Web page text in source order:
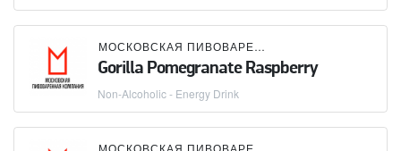
МОСКОВСКАЯ ПИВОВАРЕННАЯ КОМПАНИЯ (МПК)
Gorilla Pomegranate Raspberry
Non-Alcoholic - Energy Drink
МОСКОВСКАЯ ПИВОВАРЕННАЯ КОМПАНИЯ (МПК)